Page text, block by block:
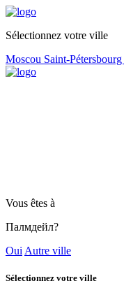
Sélectionnez votre ville
Moscou Saint-Pétersbourg
Vous êtes à
Палмдейл?
Oui Autre ville
Sélectionnez votre ville